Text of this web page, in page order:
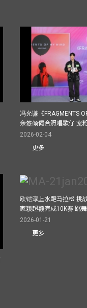
冯允谦《FRAGMENTS
亲签倾偈合照唱歌仔 宠
2026-02-04
更多
欧铠淳上水跑马拉松 挑
家颖超额完成10K赛 跳
2026-01-21
更多